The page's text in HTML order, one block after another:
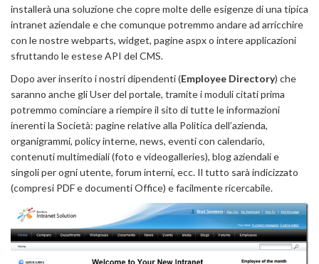
installerà una soluzione che copre molte delle esigenze di una tipica
intranet aziendale e che comunque potremmo andare ad arricchire
con le nostre webparts, widget, pagine aspx o intere applicazioni
sfruttando le estese API del CMS.
Dopo aver inserito i nostri dipendenti (Employee Directory) che
saranno anche gli User del portale, tramite i moduli citati prima
potremmo cominciare a riempire il sito di tutte le informazioni
inerenti la Società: pagine relative alla Politica dell’azienda,
organigrammi, policy interne, news, eventi con calendario,
contenuti multimediali (foto e videogalleries), blog aziendali e
singoli per ogni utente, forum interni, ecc. Il tutto sarà indicizzato
(compresi PDF e documenti Office) e facilmente ricercabile.